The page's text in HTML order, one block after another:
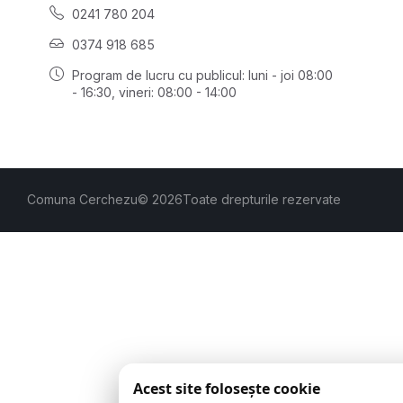
0241 780 204
0374 918 685
Program de lucru cu publicul: luni - joi 08:00
- 16:30 , vineri: 08:00 - 14:00
Comuna Cerchezu© 2026Toate drepturile rezervate
Acest site folosește cookie